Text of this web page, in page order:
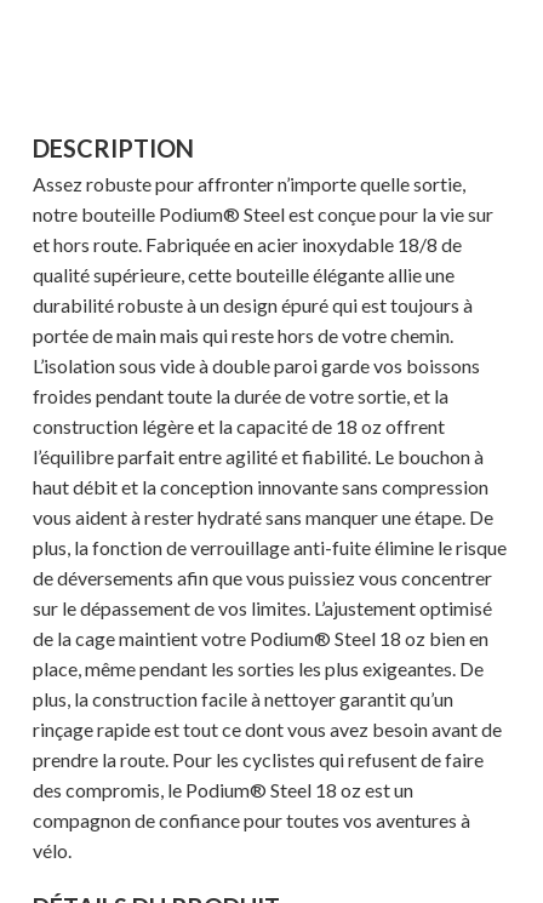
DESCRIPTION
Assez robuste pour affronter n’importe quelle sortie,
notre bouteille Podium® Steel est conçue pour la vie sur
et hors route. Fabriquée en acier inoxydable 18/8 de
qualité supérieure, cette bouteille élégante allie une
durabilité robuste à un design épuré qui est toujours à
portée de main mais qui reste hors de votre chemin.
L’isolation sous vide à double paroi garde vos boissons
froides pendant toute la durée de votre sortie, et la
construction légère et la capacité de 18 oz offrent
l’équilibre parfait entre agilité et fiabilité. Le bouchon à
haut débit et la conception innovante sans compression
vous aident à rester hydraté sans manquer une étape. De
plus, la fonction de verrouillage anti-fuite élimine le risque
de déversements afin que vous puissiez vous concentrer
sur le dépassement de vos limites. L’ajustement optimisé
de la cage maintient votre Podium® Steel 18 oz bien en
place, même pendant les sorties les plus exigeantes. De
plus, la construction facile à nettoyer garantit qu’un
rinçage rapide est tout ce dont vous avez besoin avant de
prendre la route. Pour les cyclistes qui refusent de faire
des compromis, le Podium® Steel 18 oz est un
compagnon de confiance pour toutes vos aventures à
vélo.